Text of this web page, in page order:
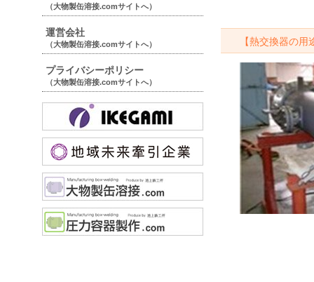
【熱交換器の
（大物製缶溶接.comサイトへ）
運営会社
（大物製缶溶接.comサイトへ）
プライバシーポリシー
（大物製缶溶接.comサイトへ）